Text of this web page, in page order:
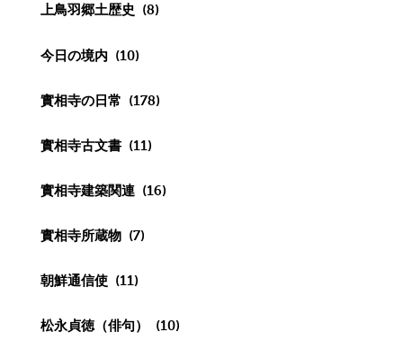
上鳥羽郷土歴史 (8)
今日の境内 (10)
實相寺の日常 (178)
實相寺古文書 (11)
實相寺建築関連 (16)
實相寺所蔵物 (7)
朝鮮通信使 (11)
松永貞徳（俳句） (10)